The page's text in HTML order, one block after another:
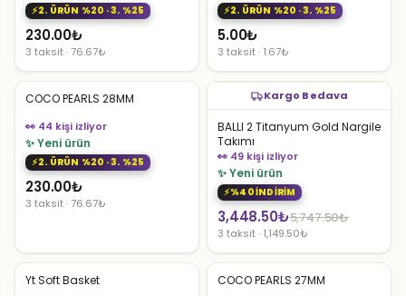
2. ÜRÜN %20 · 3. %25
230.00₺
3 taksit · 76.67₺
2. ÜRÜN %20 · 3. %25
5.00₺
3 taksit · 1.67₺
COCO PEARLS 28MM
👀 44 kişi izliyor
✨ Yeni ürün
2. ÜRÜN %20 · 3. %25
230.00₺
3 taksit · 76.67₺
Kargo Bedava
BALLI 2 Titanyum Gold Nargile
Takımı
👀 49 kişi izliyor
✨ Yeni ürün
%40 İNDİRİM
5,747.50₺
Orijinal
fiyat:
5,747.50₺.
3,448.50₺
Şu
andaki
fiyat:
3,448.50₺.
3 taksit · 1,149.50₺
Yt Soft Basket COCO PEARLS 27MM